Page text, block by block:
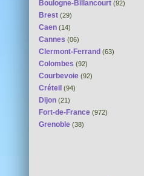
Boulogne-Billancourt (92)
Brest (29)
Caen (14)
Cannes (06)
Clermont-Ferrand (63)
Colombes (92)
Courbevoie (92)
Créteil (94)
Dijon (21)
Fort-de-France (972)
Grenoble (38)